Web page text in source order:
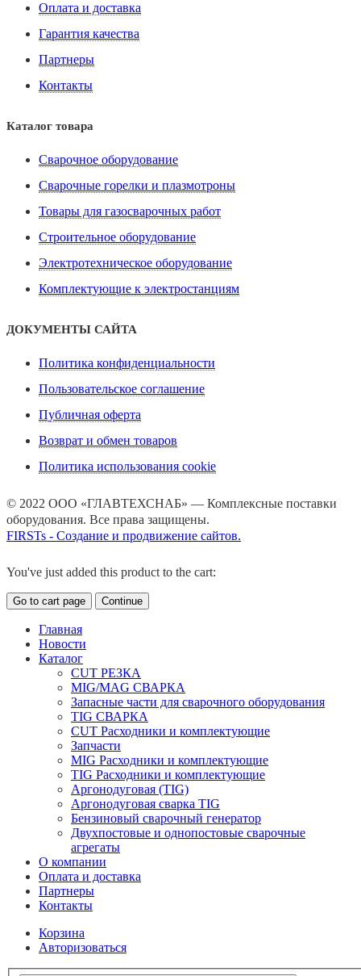
Оплата и доставка
Гарантия качества
Партнеры
Контакты
Каталог товара
Сварочное оборудование
Сварочные горелки и плазмотроны
Товары для газосварочных работ
Строительное оборудование
Электротехническое оборудование
Комплектующие к электростанциям
ДОКУМЕНТЫ САЙТА
Политика конфиденциальности
Пользовательское соглашение
Публичная оферта
Возврат и обмен товаров
Политика использования cookie
© 2022 ООО «ГЛАВТЕХСНАБ» — Комплексные поставки
оборудования. Все права защищены.
FIRSTs - Создание и продвижение сайтов.
You've just added this product to the cart:
Go to cart page Continue
Главная
Новости
Каталог
CUT РЕЗКА
MIG/MAG СВАРКА
Запасные части для сварочного оборудования
TIG СВАРКА
CUT Расходники и комплектующие
Запчасти
MIG Расходники и комплектующие
TIG Расходники и комплектующие
Аргонодуговая (TIG)
Аргонодуговая сварка TIG
Бензиновый сварочный генератор
Двухпостовые и однопостовые сварочные
агрегаты
О компании
Оплата и доставка
Партнеры
Контакты
Корзина
Авторизоваться